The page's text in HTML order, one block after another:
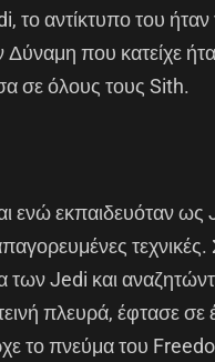
το αντίκτυπο του ήταν
Δύναμη που κατείχε
σε όλους τους Sith.
ενώ εκπαιδευόταν
των Jedi και
πλευρά, έφτασε σε
το πνεύμα του